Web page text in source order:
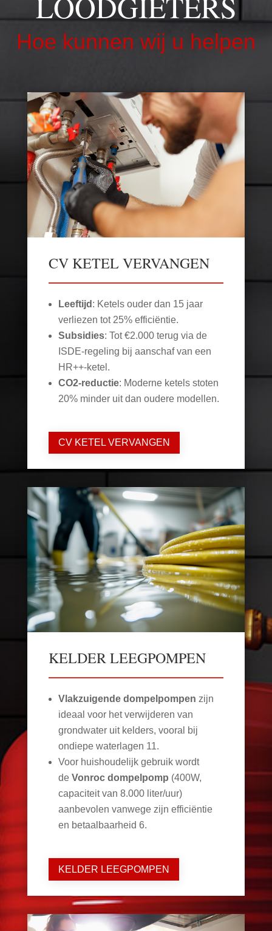
Hoe kunnen wij u helpen
CV KETEL VERVANGEN
Leeftijd : Ketels ouder dan 15 jaar
verliezen tot 25% efficiëntie.
Subsidies: Tot €2.000 terug via de
ISDE-regeling bij aanschaf van een
HR++-ketel.
CO2-reductie: Moderne ketels stoten
20% minder uit dan oudere modellen.
CV KETEL VERVANGEN
KELDER LEEGPOMPEN
Vlakzuigende dompelpompen zijn
ideaal voor het verwijderen van
grondwater uit kelders, vooral bij
ondiepe waterlagen 11.
Voor huishoudelijk gebruik wordt
de Vonroc dompelpomp (400W,
capaciteit van 8.000 liter/uur)
aanbevolen vanwege zijn efficiëntie
en betaalbaarheid 6.
KELDER LEEGPOMPEN